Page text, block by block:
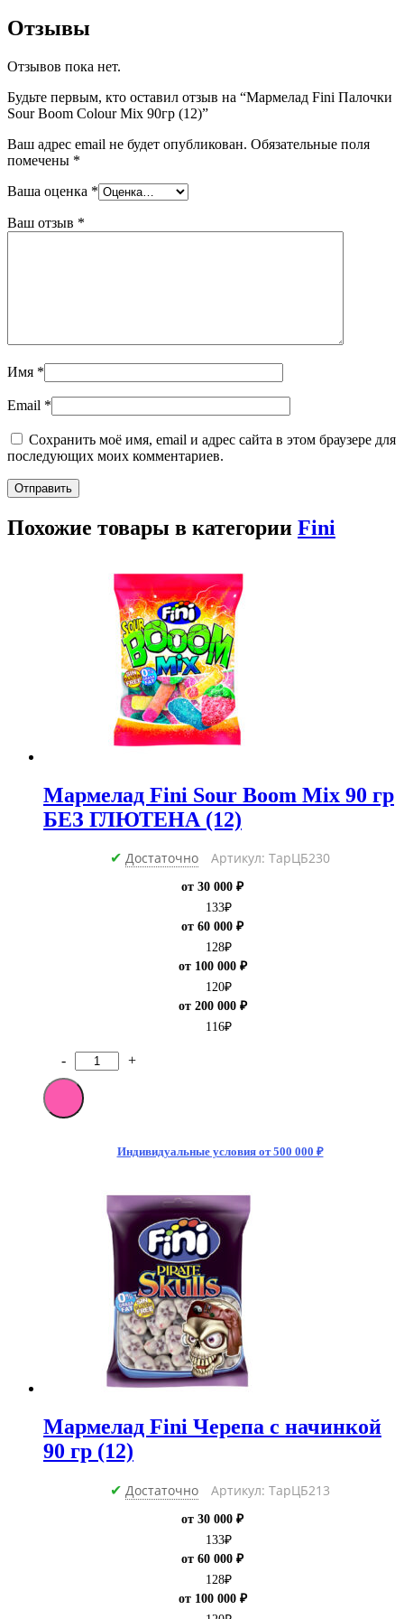
Отзывы
Отзывов пока нет.
Будьте первым, кто оставил отзыв на “Мармелад Fini Палочки
Sour Boom Colour Mix 90гр (12)”
Ваш адрес email не будет опубликован. Обязательные поля
помечены *
Ваша оценка *
Ваш отзыв *
Имя *
Email *
Сохранить моё имя, email и адрес сайта в этом браузере для
последующих моих комментариев.
Похожие товары в категории Fini
Мармелад Fini Sour Boom Mix 90 гр
БЕЗ ГЛЮТЕНА (12)
✔ Достаточно Артикул: ТарЦБ230
от 30 000 ₽
133₽
от 60 000 ₽
128₽
от 100 000 ₽
120₽
от 200 000 ₽
116₽
Количество
товара
Мармелад
Fini
ГЛЮТЕНА
- +
Индивидуальные условия от 500 000 ₽
Мармелад Fini Черепа с начинкой
90 гр (12)
✔ Достаточно Артикул: ТарЦБ213
от 30 000 ₽
133₽
от 60 000 ₽
128₽
от 100 000 ₽